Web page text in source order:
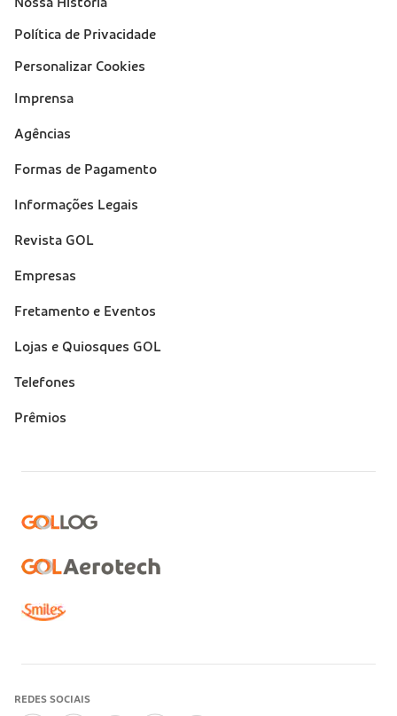
Política de Privacidade
Personalizar Cookies
Imprensa
Suporte
Agências
Formas de Pagamento
Informações Legais
Revista GOL
Empresas
Fretamento e Eventos
Lojas e Quiosques GOL
Telefones
Prêmios
REDES SOCIAIS